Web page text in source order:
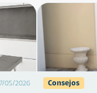
05/2026 Consejos